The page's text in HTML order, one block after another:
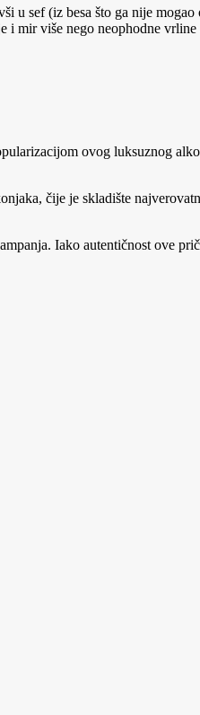
u sef (iz besa što ga nije
i mir više nego neophodne vrline
ovog luksuznog
čije je skladište
Iako autentičnost ove